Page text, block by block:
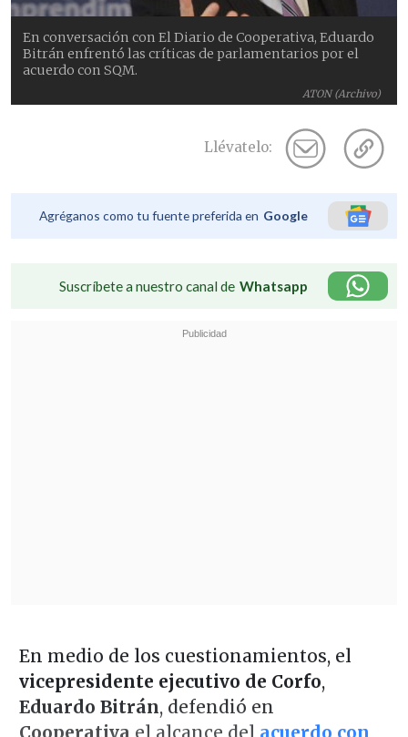
ATON (Archivo)
En conversación con El Diario de Cooperativa, Eduardo
Bitrán enfrentó las críticas de parlamentarios por el
acuerdo con SQM.
Llévatelo:
Agréganos como tu fuente preferida en Google
Suscríbete a nuestro canal de Whatsapp
En medio de los cuestionamientos, el
vicepresidente ejecutivo de Corfo,
Eduardo Bitrán, defendió en
Cooperativa el alcance del acuerdo con